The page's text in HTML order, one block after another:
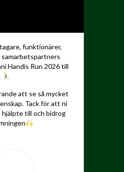
funktionärer,
Handis Run 2026 till
att se så mycket
Tack för att ni
hjälpte till och bidrog